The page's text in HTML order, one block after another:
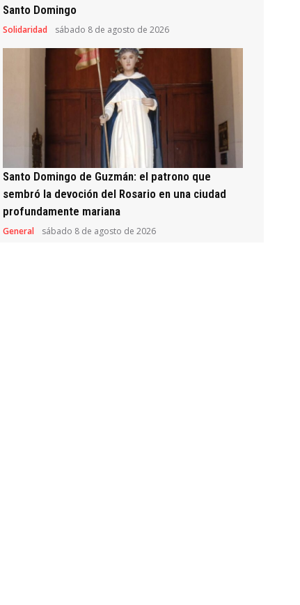
Santo Domingo
Solidaridad sábado 8 de agosto de 2026
Santo Domingo de Guzmán: el patrono que
sembró la devoción del Rosario en una ciudad
profundamente mariana
General sábado 8 de agosto de 2026